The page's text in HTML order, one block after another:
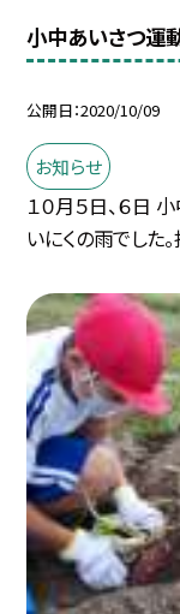
小中あいさつ運
公開日 2020/10/09
お知らせ
１０月５日、６日
いにくの雨でした